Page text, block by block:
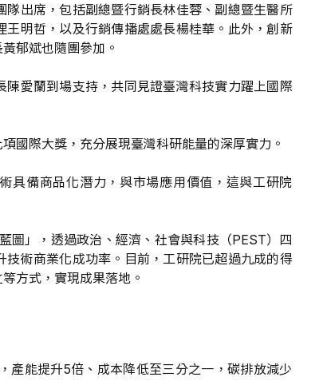
出席，包括副總暨行銷長林佳蓉、副總暨生醫所
明哲，以及行銷傳播處處長楊桂華。此外，創新
郁斌也隨團參加。
愛蘭到場支持，共同見證臺灣科技實力躍上國際
國際大獎，充分展現臺灣科研能量的深厚實力。
具備商品化潛力，與市場應用價值，這與工研院
圖」，透過政治、經濟、社會與科技（PEST）四
術商業化成功率。目前，工研院已超過九成的得
方式，實現成果落地。
產能提升5倍、成本降低至三分之一，碳排放減少